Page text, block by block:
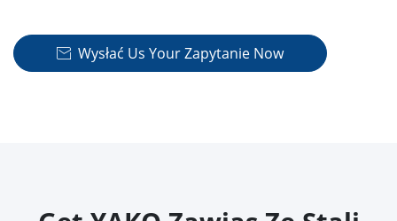
 Wysłać Us Your Zapytanie Now